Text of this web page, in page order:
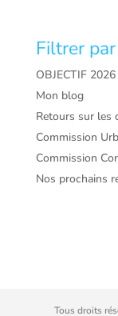
Filtrer
OBJECTIF 2026
Mon blog
Retours sur les
Commission
Commission
Nos prochains
Tous droits